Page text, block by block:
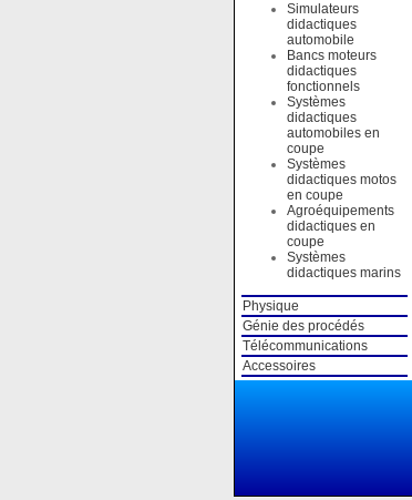
Simulateurs
didactiques
automobile
Bancs moteurs
didactiques
fonctionnels
Systèmes
didactiques
automobiles en
coupe
Systèmes
didactiques motos
en coupe
Agroéquipements
didactiques en
coupe
Systèmes
didactiques marins
Physique
Génie des procédés
Télécommunications
Accessoires